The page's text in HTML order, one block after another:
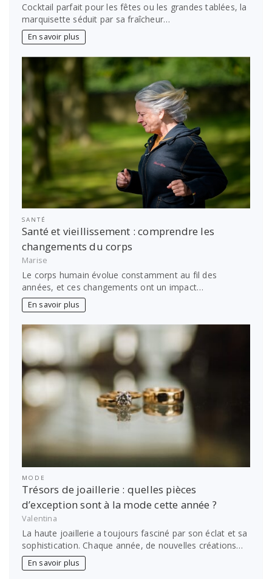
Cocktail parfait pour les fêtes ou les grandes tablées, la
marquisette séduit par sa fraîcheur…
En savoir plus
SANTÉ
Santé et vieillissement : comprendre les
changements du corps
Marise
Le corps humain évolue constamment au fil des
années, et ces changements ont un impact…
En savoir plus
MODE
Trésors de joaillerie : quelles pièces
d’exception sont à la mode cette année ?
Valentina
La haute joaillerie a toujours fasciné par son éclat et sa
sophistication. Chaque année, de nouvelles créations…
En savoir plus